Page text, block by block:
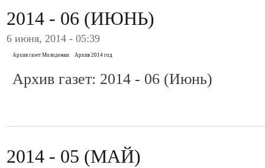
2014 - 06 (ИЮНЬ)
6 июня, 2014 - 05:39
Архив газет Молодежки Архив 2014 год
Архив газет: 2014 - 06 (Июнь)
2014 - 05 (МАЙ)